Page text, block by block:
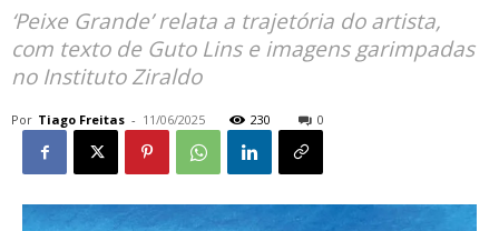
‘Peixe Grande’ relata a trajetória do artista,
com texto de Guto Lins e imagens garimpadas
no Instituto Ziraldo
Por Tiago Freitas - 11/06/2025 230 0